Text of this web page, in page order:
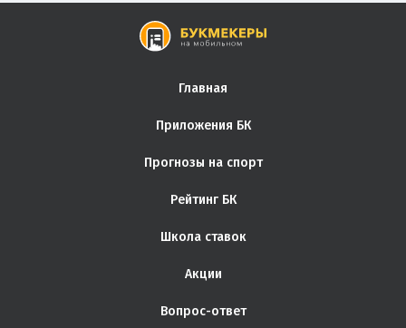
Главная
Приложения БК
Прогнозы на спорт
Рейтинг БК
Школа ставок
Акции
Вопрос-ответ